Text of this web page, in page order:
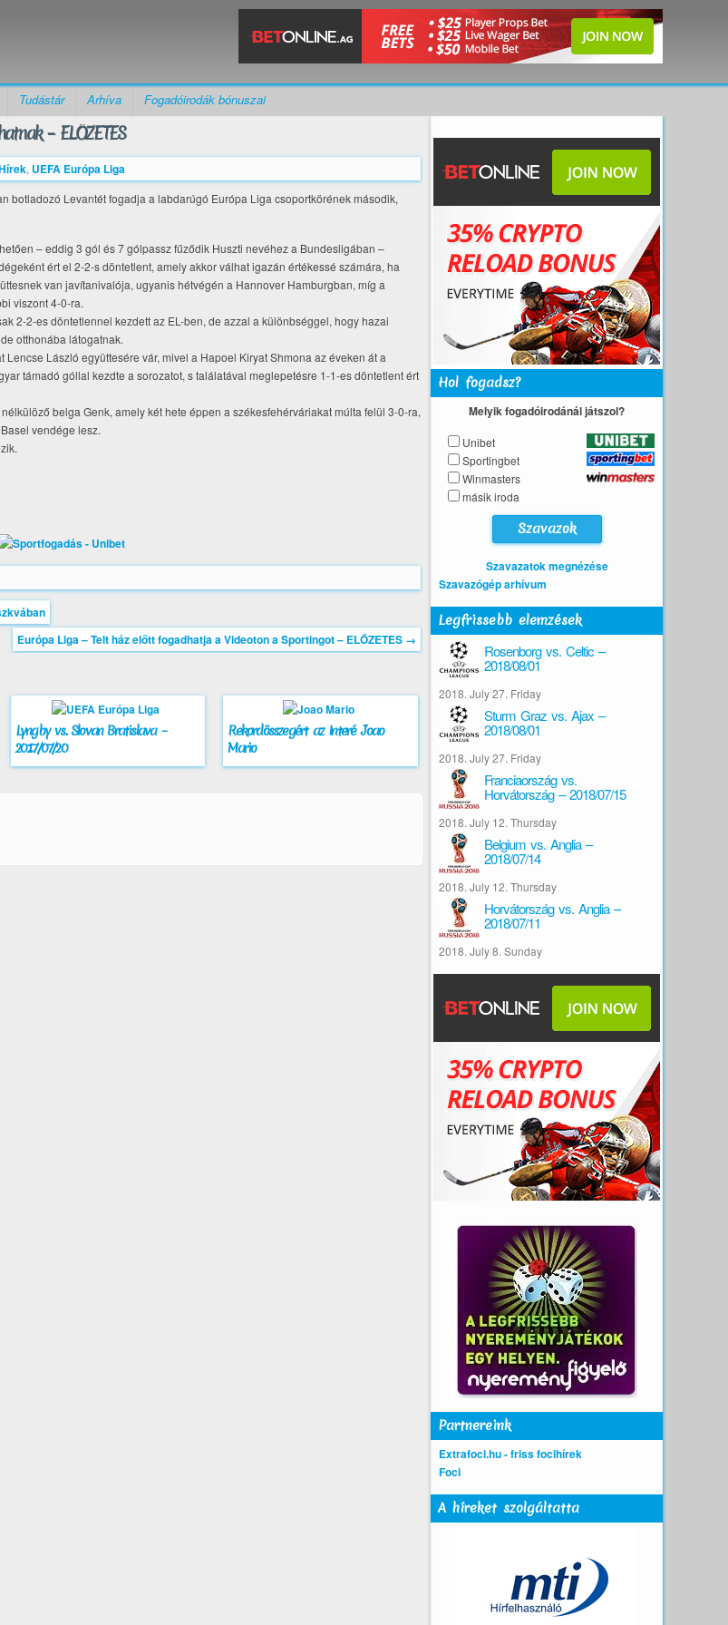
Tudástár Arhíva Fogadóirodák bónuszai
– ELŐZETES
, UEFA Európa Liga
botladozó Levantét fogadja a labdarúgó Európa Liga csoportkörének második,
– eddig 3 gól és 7 gólpassz fűződik Huszti nevéhez a Bundesligában –
ért el 2-2-s döntetlent, amely akkor válhat igazán értékessé számára, ha
van javítanivalója, ugyanis hétvégén a Hannover Hamburgban, míg a
viszont 4-0-ra.
2-2-es döntetlennel kezdett az EL-ben, de azzal a különbséggel, hogy hazai
otthonába látogatnak.
László együttesére vár, mivel a Hapoel Kiryat Shmona az éveken át a
támadó góllal kezdte a sorozatot, s találatával meglepetésre 1-1-es döntetlent ért
belga Genk, amely két hete éppen a székesfehérváriakat múlta felül 3-0-ra,
vendége lesz.
Európa Liga – Telt ház előtt fogadhatja a Videoton a Sportingot – ELŐZETES →
Lyngby vs. Slovan Bratislava –
2017/07/20
Rekordösszegért az Interé Joao
Mario
Hol fogadsz?
Melyik fogadóirodánál játszol?
Unibet
Sportingbet
Winmasters
másik iroda
Szavazatok megnézése
Szavazógép arhívum
Legfrissebb elemzések
Rosenborg vs. Celtic –
2018/08/01
2018. July 27. Friday
Sturm Graz vs. Ajax –
2018/08/01
2018. July 27. Friday
Franciaország vs.
Horvátország – 2018/07/15
2018. July 12. Thursday
Belgium vs. Anglia –
2018/07/14
2018. July 12. Thursday
Horvátország vs. Anglia –
2018/07/11
2018. July 8. Sunday
Partnereink
Extrafoci.hu - friss focihírek
Foci
A híreket szolgáltatta